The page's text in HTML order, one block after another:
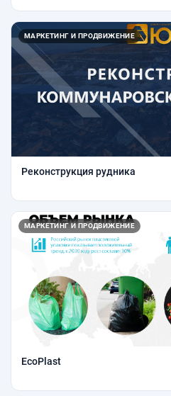
МАРКЕТИНГ И ПРОДВИЖЕНИЕ
Реконструкция рудника
МАРКЕТИНГ И ПРОДВИЖЕНИЕ
ЕcoPlast